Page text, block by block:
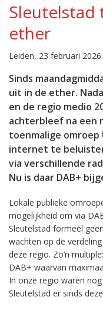
Sleutelstad
ether
Leiden, 23 februari
Sinds
uit in de ether.
en de regio medio
achterbleef na een
toenmalige omroep
internet te
via verschillende
Nu is daar DAB+
Lokale publieke
mogelijkheid om via
Sleutelstad formeel
wachten op de
deze regio. Zo’n
DAB+ waarvan
In onze regio waren
Sleutelstad er sinds